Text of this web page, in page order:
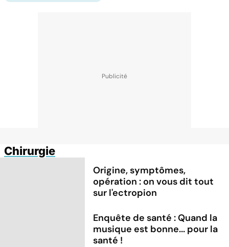
Chirurgie
Origine, symptômes,
opération : on vous dit tout
sur l'ectropion
Enquête de santé : Quand la
musique est bonne... pour la
santé !